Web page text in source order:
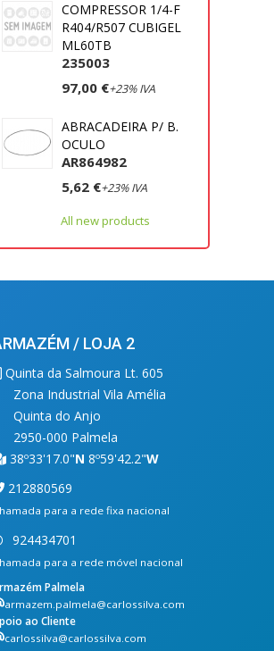
COMPRESSOR 1/4-F
R404/R507 CUBIGEL
ML60TB
235003
97,00 €+23% IVA
ABRACADEIRA P/ B.
OCULO
AR864982
5,62 €+23% IVA
All new products
/ LOJA 2
Quinta da Salmoura Lt. 605
Zona Industrial Vila Amélia
Quinta do Anjo
2950-000 Palmela
38º33'17.0"N 8º59'42.2"W
212880569
para a rede fixa nacional
924434701
para a rede móvel nacional
Palmela
armazem.palmela@carlossilva.com
ao Cliente
carlossilva@carlossilva.com